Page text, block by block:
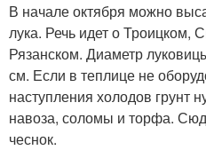
В начале октября можно
лука. Речь идет о Троицком,
Рязанском. Диаметр
см. Если в теплице не
наступления холодов грунт
навоза, соломы и торфа.
чеснок.